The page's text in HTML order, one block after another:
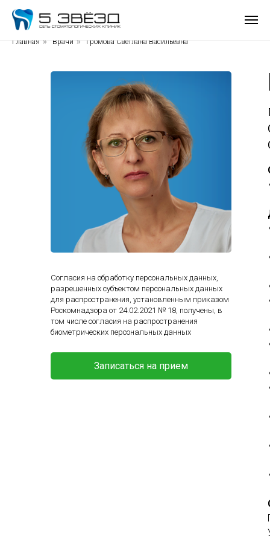
Главная » Врачи » Громова Светлана Васильевна
Согласия на обработку персональных данных,
разрешенных субъектом персональных данных
для распространения, установленным приказом
Роскомнадзора от 24.02.2021 № 18, получены, в
том числе согласия на распространения
биометрических персональных данных
Записаться на прием